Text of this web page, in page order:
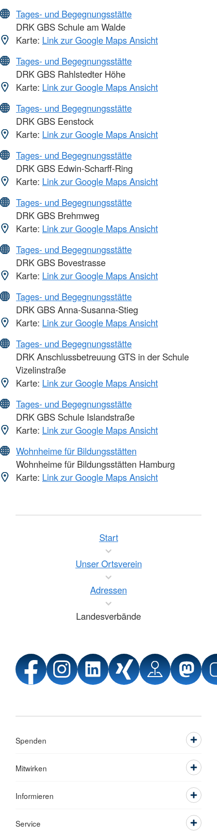
Tages- und Begegnungsstätte
DRK GBS Schule am Walde
Karte: Link zur Google Maps Ansicht
Tages- und Begegnungsstätte
DRK GBS Rahlstedter Höhe
Karte: Link zur Google Maps Ansicht
Tages- und Begegnungsstätte
DRK GBS Eenstock
Karte: Link zur Google Maps Ansicht
Tages- und Begegnungsstätte
DRK GBS Edwin-Scharff-Ring
Karte: Link zur Google Maps Ansicht
Tages- und Begegnungsstätte
DRK GBS Brehmweg
Karte: Link zur Google Maps Ansicht
Tages- und Begegnungsstätte
DRK GBS Bovestrasse
Karte: Link zur Google Maps Ansicht
Tages- und Begegnungsstätte
DRK GBS Anna-Susanna-Stieg
Karte: Link zur Google Maps Ansicht
Tages- und Begegnungsstätte
DRK Anschlussbetreuung GTS in der Schule
Vizelinstraße
Karte: Link zur Google Maps Ansicht
Tages- und Begegnungsstätte
DRK GBS Schule Islandstraße
Karte: Link zur Google Maps Ansicht
Wohnheime für Bildungsstätten
Wohnheime für Bildungsstätten Hamburg
Karte: Link zur Google Maps Ansicht
Start
Unser Ortsverein
Adressen
Landesverbände
Spenden
Mitwirken
Informieren
Service